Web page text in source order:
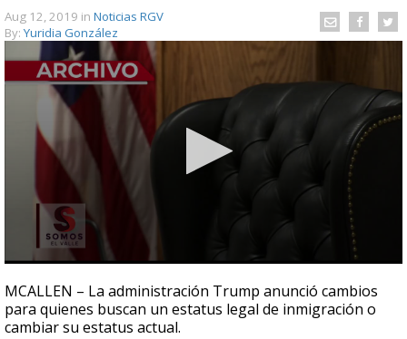
Aug 12, 2019 in Noticias RGV
By: Yuridia González
seconds
of
4
minutes,
MCALLEN – La administración Trump anunció cambios
para quienes buscan un estatus legal de inmigración o
cambiar su estatus actual.